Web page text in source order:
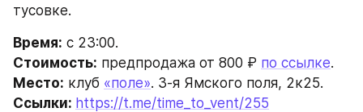
тусовке.
Время: с 23:00.
Стоимость: предпродажа от 800 ₽ по ссылке.
Место: клуб «поле». 3-я Ямского поля, 2к25.
Ссылки: https://t.me/time_to_vent/255